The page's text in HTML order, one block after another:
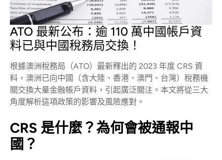
ATO 最新公布：逾 110 萬中國帳戶資
料已與中國稅務局交換！
根據澳洲稅務局（ATO）最新釋出的 2023 年度 CRS 資
料，澳洲已向中國（含大陸、香港、澳門、台灣）稅務機
關交換大量金融帳戶資料，引起廣泛關注。本文將從三大
角度解析這項政策的影響及風險應對。
CRS 是什麼？為何會被通報中
國？